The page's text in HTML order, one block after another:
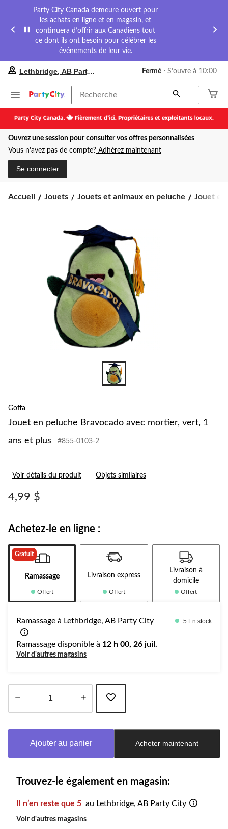
Party City Canada demeure ouvert pour
les achats en ligne et en magasin, et
continuera d’offrir aux Canadiens tout
ce dont ils ont besoin pour célébrer les
événements de leur vie.
préféré
Lethbridge,
Party
City,
courament
Fermé,
pour
Lethbridge, AB Party City Fermé ⋅ S’ouvre à 10:00
Recherche
Ouvrez une session pour consulter vos offres personnalisées
Vous n’avez pas de compte? Adhérez maintenant
Se connecter
Accueil Jouets Jouets et animaux en peluche
Jouet
Jouet en
Goffa
Jouet en peluche Bravocado avec mortier, vert, 1
ans et plus
#855-0103-2
Voir détails du produit Objets similaires
4,99 $
Achetez-le en ligne :
Gratuit
Ramassage
Offert
Livraison express
Offert
Livraison à
domicile
Offert
Ramassage à Lethbridge, AB Party City 5 En stock
Ramassage disponible à 12 h 00, 26 juil.
Voir d'autres magasins
à
Ajouter au panier Acheter maintenant
Trouvez-le également en magasin:
Il n’en reste que 5 au Lethbridge, AB Party City
Voir d'autres magasins